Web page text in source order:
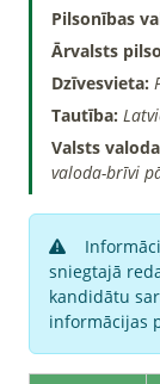
Pilsonības
Ārvalsts
Dzīvesvieta:
Tautība:
Valsts
valoda-brīvi
sniegtajā
kandidātu
informācijas